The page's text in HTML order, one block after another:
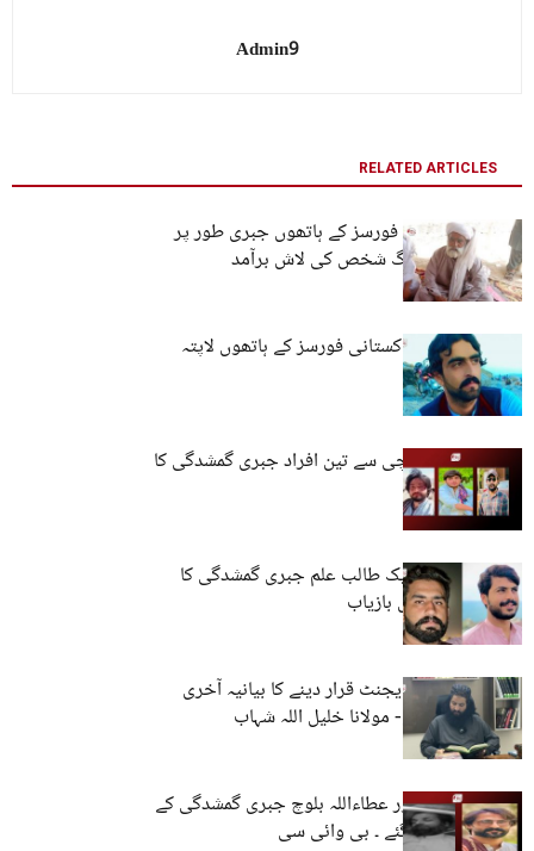
Admin9
RELATED ARTICLES
لسبیلہ: پاکستانی فورسز کے ہاتھوں جبری طور پر
لاپتا کیے گئے بزرگ شخص کی لاش برآمد
کوئٹہ: نوجوان پاکستانی فورسز کے ہاتھوں لاپتہ
مستونگ اور کراچی سے تین افراد جبری گمشدگی کا
شکار
حب، مستونگ: ایک طالب علم جبری گمشدگی کا
شکار، ایک شخص بازیاب
بلوچ کو انڈیا کا ایجنٹ قرار دینے کا بیانیہ آخری
سانسیں لے رہا ہے- مولانا خلیل اللہ شہاب
سلمان بنگلزئی اور عطاءاللہ بلوچ جبری گمشدگی کے
بعد قتل کر دیے گئے ۔ بی وائی سی